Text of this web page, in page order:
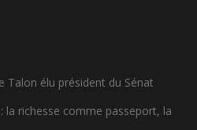
Talon élu président du Sénat
la richesse comme passeport, la